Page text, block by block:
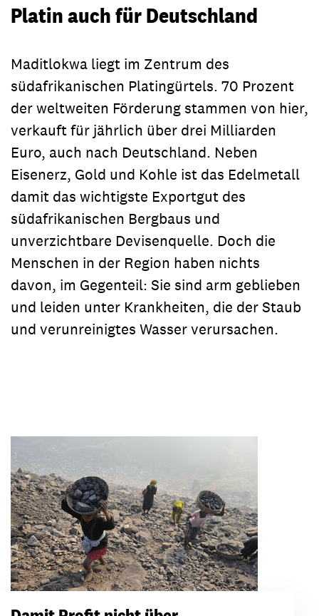
Platin auch für Deutschland
Maditlokwa liegt im Zentrum des
südafrikanischen Platingürtels. 70 Prozent
der weltweiten Förderung stammen von hier,
verkauft für jährlich über drei Milliarden
Euro, auch nach Deutschland. Neben
Eisenerz, Gold und Kohle ist das Edelmetall
damit das wichtigste Exportgut des
südafrikanischen Bergbaus und
unverzichtbare Devisenquelle. Doch die
Menschen in der Region haben nichts
davon, im Gegenteil: Sie sind arm geblieben
und leiden unter Krankheiten, die der Staub
und verunreinigtes Wasser verursachen.